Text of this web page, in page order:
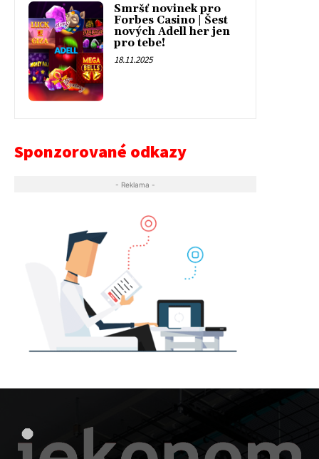
Smršť novinek pro
Forbes Casino | Šest
nových Adell her jen
pro tebe!
18.11.2025
Sponzorované odkazy
- Reklama -